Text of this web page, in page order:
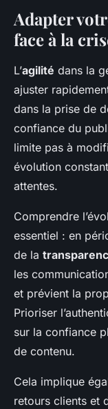
Adapter
face à la
L’agilité dans la
ajuster
dans la prise de
confiance du
limite pas à
évolution
attentes.
Comprendre
essentiel : en
de la
les
et prévient la
Prioriser
sur la confiance
de contenu.
Cela implique
retours clients et